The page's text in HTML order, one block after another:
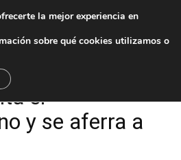
el
y se aferra a
la mejor experiencia en
sobre qué cookies utilizamos o